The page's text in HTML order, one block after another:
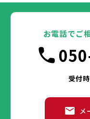
お電話でご
受付
メ